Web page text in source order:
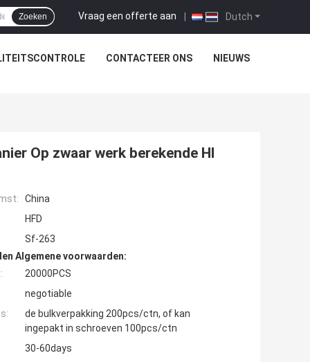
Dutch
Vraag een offerte aan |
Zoeken
CONTACTEER ONS NIEUWS
Op zwaar werk berekende Hl
China
HFD
Sf-263
Algemene voorwaarden:
20000PCS
negotiable
de bulkverpakking 200pcs/ctn, of kan
ingepakt in schroeven 100pcs/ctn
30-60days